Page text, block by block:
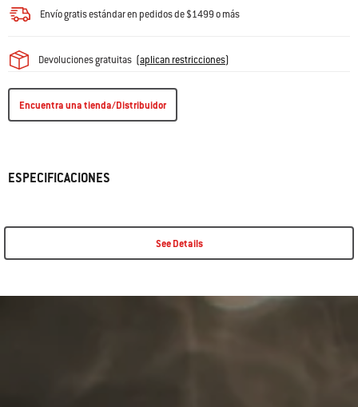
Envío gratis estándar en pedidos de $1499 o más
Devoluciones gratuitas (aplican restricciones)
Encuentra una tienda/Distribuidor
ESPECIFICACIONES
See Details